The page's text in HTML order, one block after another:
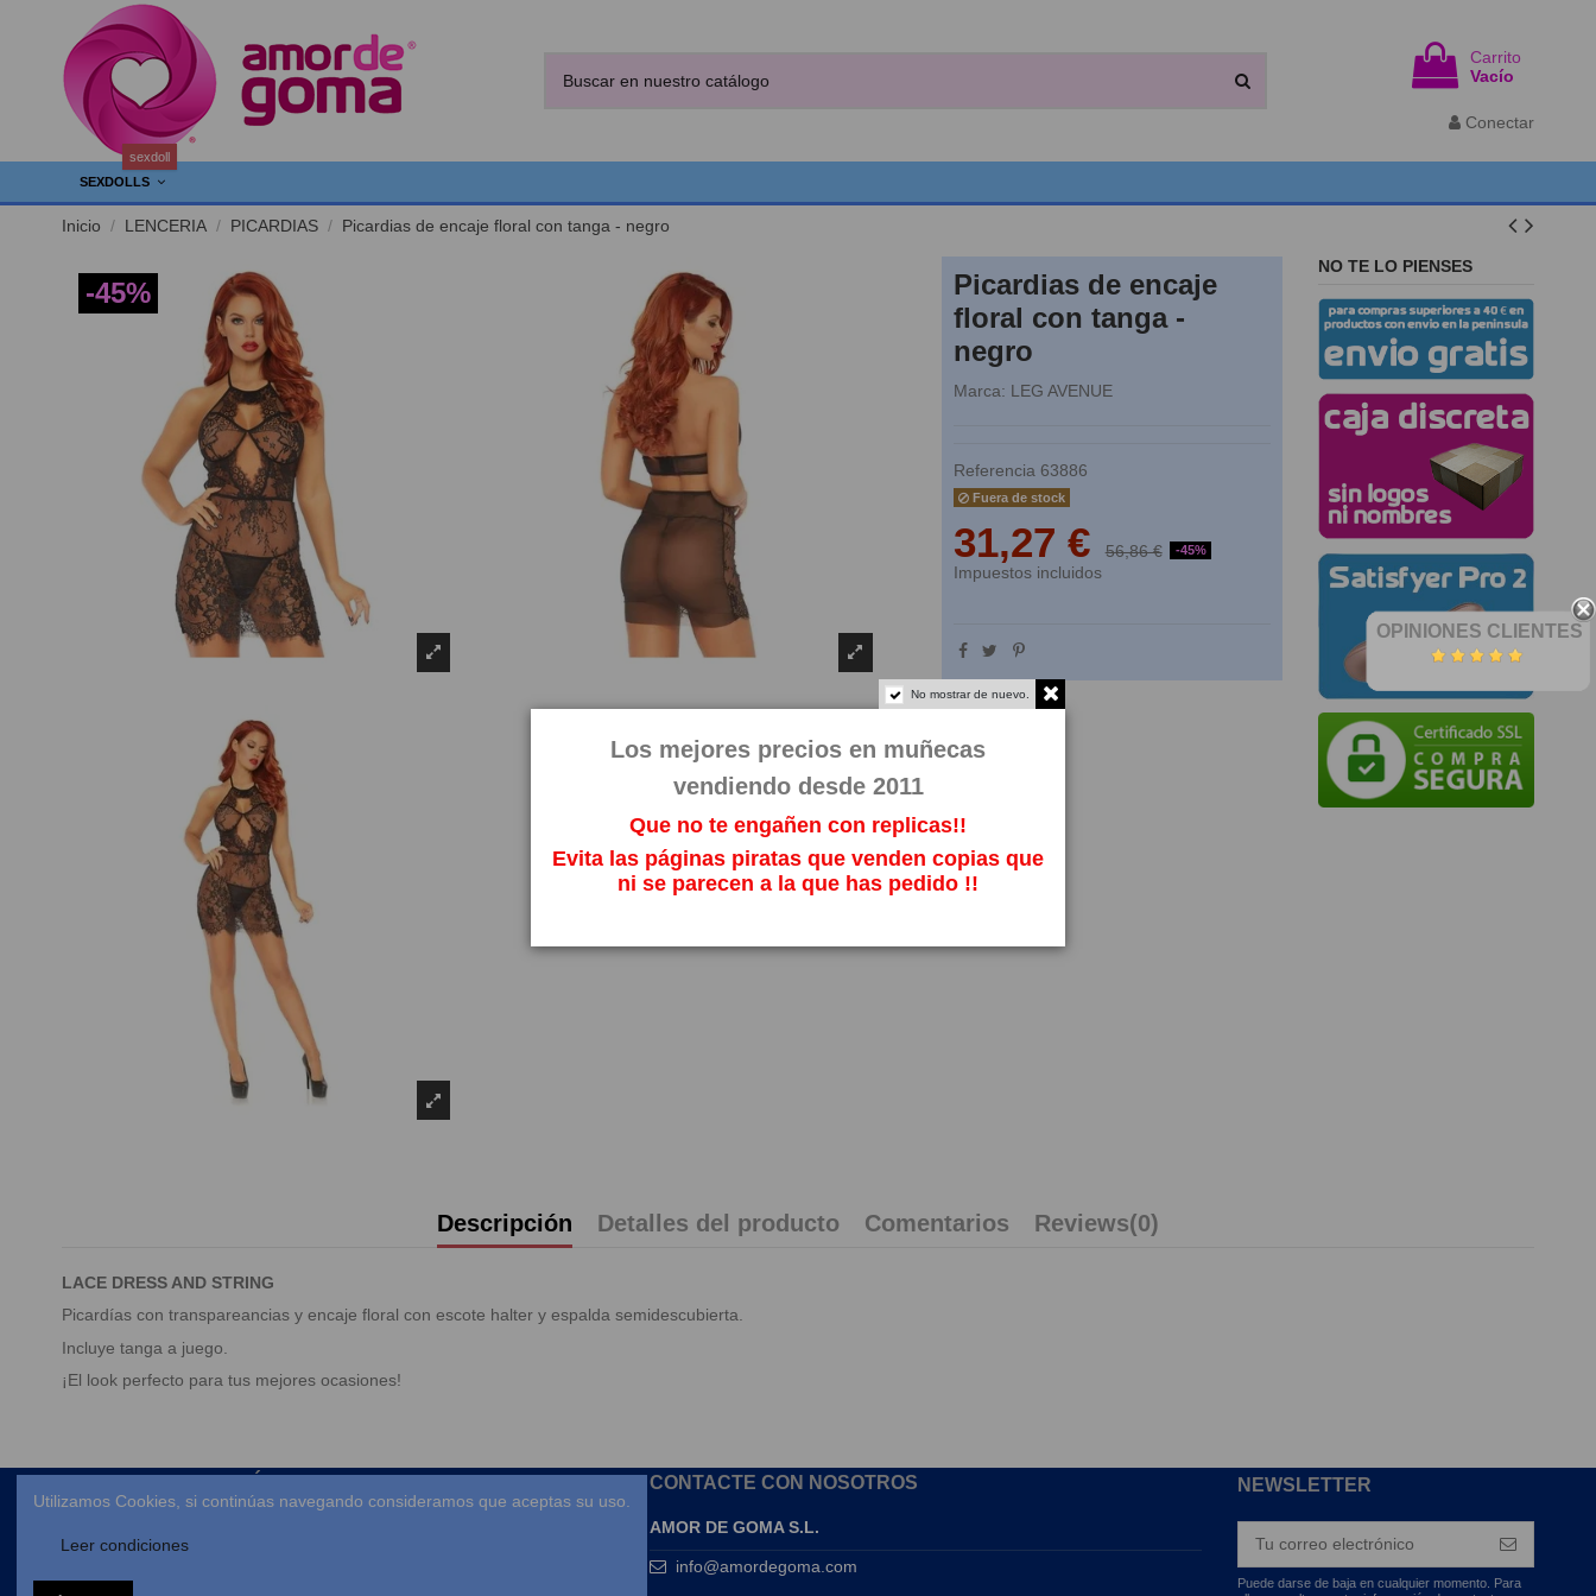
Carrito
Vacío
Conectar
SEXDOLLS
sexdoll
Inicio LENCERIA PICARDIAS Picardias de encaje floral con tanga - negro
-45%
Picardias de encaje
floral con tanga -
negro
Marca: LEG AVENUE
Referencia 63886
Fuera de stock
31,27 € 56,86 € -45%
Impuestos incluidos
NO TE LO PIENSES
Descripción Detalles del producto Comentarios Reviews(0)
LACE DRESS AND STRING
Picardías con transpareancias y encaje floral con escote halter y espalda semidescubierta.
Incluye tanga a juego.
¡El look perfecto para tus mejores ocasiones!
Aviso legal
Términos y condiciones
CONTACTE CON NOSOTROS
AMOR DE GOMA S.L.
info@amordegoma.com
OPINIONES CLIENTES
NEWSLETTER
Puede darse de baja en cualquier momento. Para
No mostrar de nuevo.
Los mejores precios en muñecas
vendiendo desde 2011
Que no te engañen con replicas!!
Evita las páginas piratas que venden copias que
ni se parecen a la que has pedido !!
Utilizamos Cookies, si continúas navegando consideramos que aceptas su uso.
Leer condiciones